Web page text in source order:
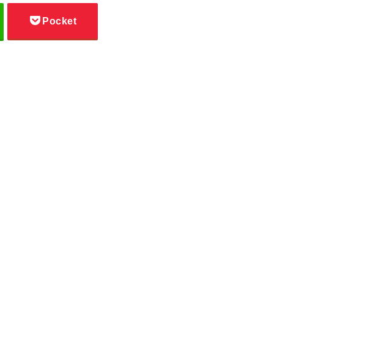
Pocket